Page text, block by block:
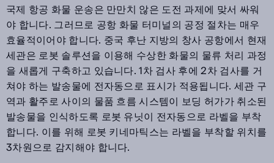
국제 항공 화물 운송은 만만치 않은 도전 과제에 맞서 싸워
야 합니다. 그러므로 공항 화물 터미널의 공정 절차는 매우
효율적이어야 합니다. 중국 후난 지방의 창사 공항에서 현재
세관은 로봇 솔루션을 이용해 수상한 화물의 물류 처리 과정
을 새롭게 구축하고 있습니다. 1차 검사 후에 2차 검사를 거
쳐야 하는 발송물에 전자동으로 표시가 적용됩니다. 세관 구
역과 활주로 사이의 물품 흐름 시스템이 보딩 허가가 취소된
발송물을 인식하도록 로봇 유닛이 전자동으로 라벨을 부착
합니다. 이를 위해 로봇 키네마틱스는 라벨을 부착할 위치를
3차원으로 감지해야 합니다.